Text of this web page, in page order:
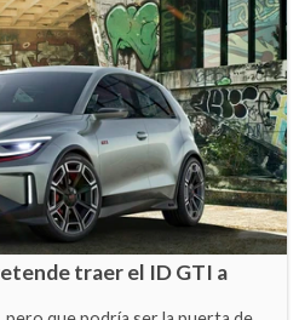
traer el ID GTI a